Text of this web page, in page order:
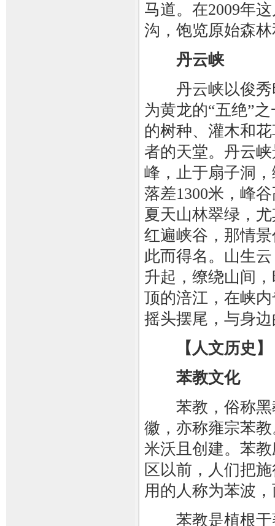
马道。在2009年
沟，饱览原始森
丹云峡
丹云峡以俊秀
为黄龙的“五绝”
的树种、灌木和
者的天堂。丹云
峰，止于扇子洞
落差1300米，峰
夏天山林翠绿，
红遍峡谷，那情
此而得名。山生
升起，缭绕山间
顶的涪江，在峡
摇头摆尾，与身
【人文历史】
苯教文化
苯教，俗称黑
徽，亦称雍宗苯
米沃且创建。苯
区以前，人们把
用的人称为苯波
苯教是植根于